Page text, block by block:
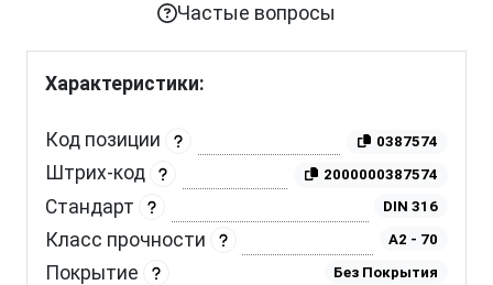
Частые вопросы
Характеристики:
Код позиции 0387574
Штрих-код 2000000387574
Стандарт DIN 316
Класс прочности A2 - 70
Покрытие Без Покрытия